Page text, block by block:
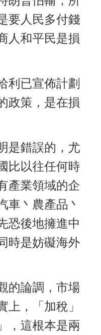
要人民多付錢
人和平民是損
利已宣佈計劃
政策，是在損
是錯誤的，尤
比以往任何時
產業領域的企
車丶農產品丶
恐後地擁進中
時是妨礙海外
的論調，市場
，「加稅」
，這根本是兩